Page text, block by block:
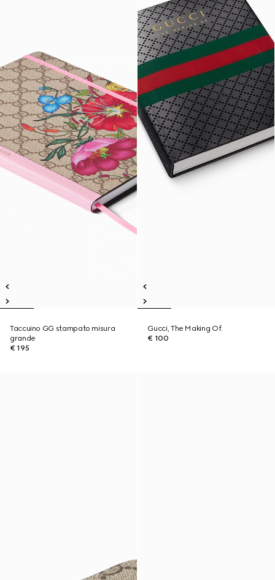
Taccuino GG stampato misura
grande
€ 195
Gucci, The Making Of.
€ 100